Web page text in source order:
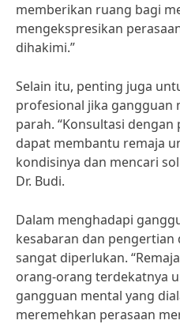
memberikan ruang bagi
mengekspresikan
dihakimi.”
Selain itu, penting juga
profesional jika gangguan
parah. “Konsultasi
dapat membantu remaja
kondisinya dan mencari
Dr. Budi.
Dalam menghadapi
kesabaran dan
sangat diperlukan.
orang-orang terdekatnya
gangguan mental yang
meremehkan perasaan